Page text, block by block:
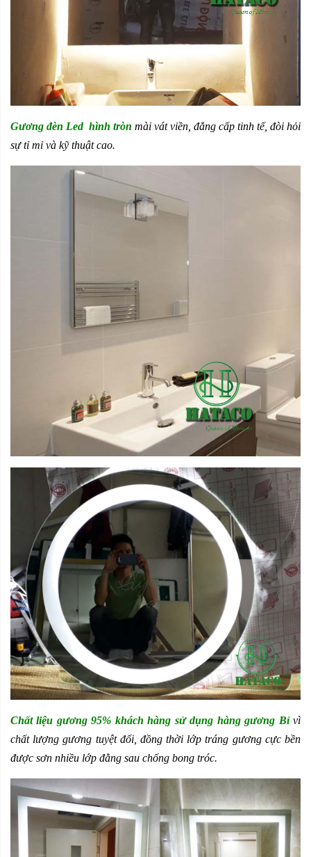
Gương đèn Led hình tròn mài vát viền, đẳng cấp tinh tế, đòi hỏi
sự tỉ mỉ và kỹ thuật cao.
Chất liệu gương 95% khách hàng sử dụng hàng gương Bỉ vì
chất lượng gương tuyệt đối, đồng thời lớp tráng gương cực bền
được sơn nhiều lớp đằng sau chống bong tróc.